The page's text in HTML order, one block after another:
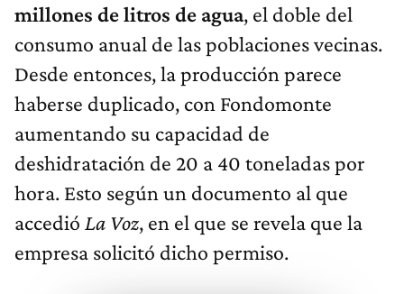
millones de litros de agua, el doble del
consumo anual de las poblaciones vecinas.
Desde entonces, la producción parece
haberse duplicado, con Fondomonte
aumentando su capacidad de
deshidratación de 20 a 40 toneladas por
hora. Esto según un documento al que
accedió La Voz, en el que se revela que la
empresa solicitó dicho permiso.